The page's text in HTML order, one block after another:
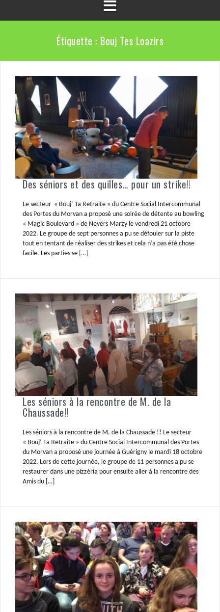
Étiquette : Bouj Tes Loazirs
Des séniors et des quilles… pour un strike!!
Le secteur « Bouj’ Ta Retraite » du Centre Social Intercommunal
des Portes du Morvan a proposé une soirée de détente au bowling
« Magic Boulevard » de Nevers Marzy le vendredi 21 octobre
2022. Le groupe de sept personnes a pu se défouler sur la piste
tout en tentant de réaliser des strikes et cela n’a pas été chose
facile. Les parties se […]
Les séniors à la rencontre de M. de la
Chaussade!!
Les séniors à la rencontre de M. de la Chaussade !! Le secteur
« Bouj’ Ta Retraite » du Centre Social Intercommunal des Portes
du Morvan a proposé une journée à Guérigny le mardi 18 octobre
2022. Lors de cette journée, le groupe de 11 personnes a pu se
restaurer dans une pizzéria pour ensuite aller à la rencontre des
Amis du […]